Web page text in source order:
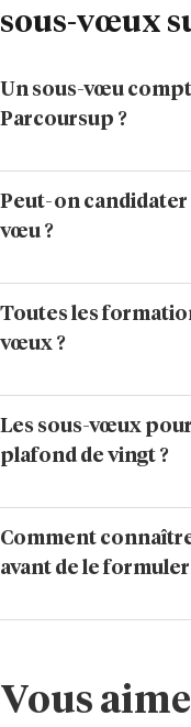
sous-vœux
Un sous-vœu
Parcoursup ?
Peut-on candidater
vœu ?
Toutes les
vœux ?
Les sous-vœux
plafond de vingt ?
Comment
avant de le formuler
Vous